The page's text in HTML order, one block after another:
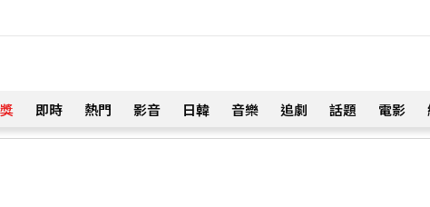
即時 熱門 影音 日韓 音樂 追劇 話題 電影